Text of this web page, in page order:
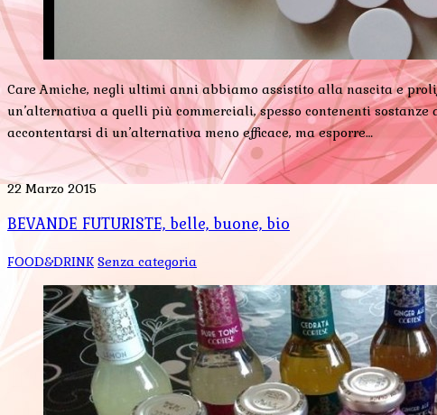
Care Amiche, negli ultimi anni abbiamo assistito alla nascita e
un’alternativa a quelli più commerciali, spesso contenenti
accontentarsi di un’alternativa meno efficace, ma esporre…
22 Marzo 2015
BEVANDE FUTURISTE, belle, buone, bio
FOOD&DRINK Senza categoria